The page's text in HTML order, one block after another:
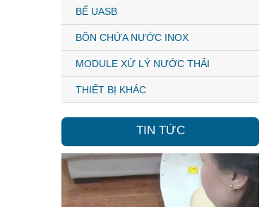
BỂ UASB
BỒN CHỨA NƯỚC INOX
MODULE XỬ LÝ NƯỚC THẢI
THIẾT BỊ KHÁC
TIN TỨC